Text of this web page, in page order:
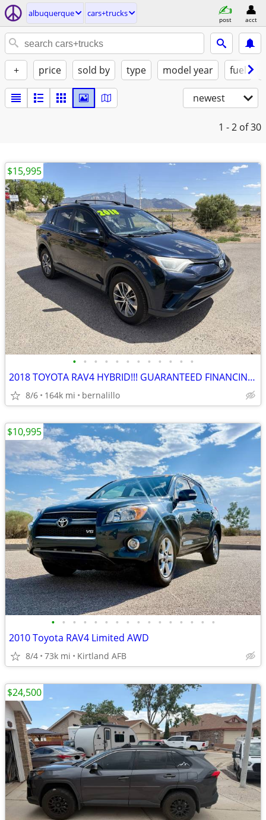
albuquerque cars+trucks
post acct
+ price sold by type model year fuel
newest
1 - 2 of 30
• • • • • • • • • • • •
2018 TOYOTA RAV4 HYBRID!!! GUARANTEED FINANCING!!
8/6 164k mi bernalillo
$15,995
• • • • • • • • • • • • • • • •
2010 Toyota RAV4 Limited AWD
8/4 73k mi Kirtland AFB
$10,995
$24,500